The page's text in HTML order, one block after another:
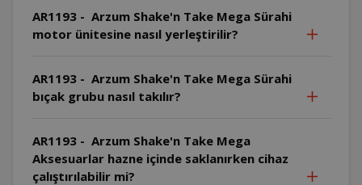
AR1193 - Arzum Shake'n Take Mega Sürahi
motor ünitesine nasıl yerleştirilir?
AR1193 - Arzum Shake'n Take Mega Sürahi
bıçak grubu nasıl takılır?
AR1193 - Arzum Shake'n Take Mega
Aksesuarlar hazne içinde saklanırken cihaz
çalıştırılabilir mi?